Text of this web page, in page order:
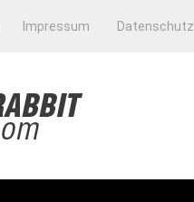
Impressum Datenschutz